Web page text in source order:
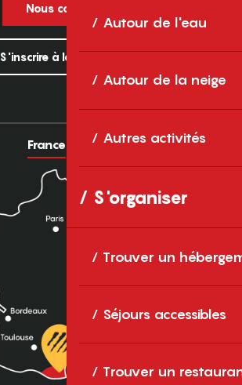
Autour de l'eau
Autour de la neige
Autres activités
S'organiser
Trouver un
Séjours accessibles
Trouver un
Nous contacter
S'inscrire à la newsletter
France Europe